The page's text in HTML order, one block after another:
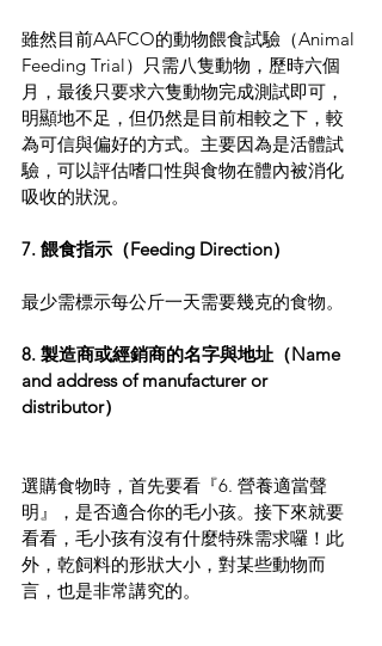
雖然目前AAFCO的動物餵食試驗（Animal
Feeding Trial）只需八隻動物，歷時六個
月，最後只要求六隻動物完成測試即可，
明顯地不足，但仍然是目前相較之下，較
為可信與偏好的方式。主要因為是活體試
驗，可以評估嗜口性與食物在體內被消化
吸收的狀況。
7. 餵食指示（Feeding Direction）
最少需標示每公斤一天需要幾克的食物。
8. 製造商或經銷商的名字與地址（Name
and address of manufacturer or
distributor）
選購食物時，首先要看『6. 營養適當聲
明』，是否適合你的毛小孩。接下來就要
看看，毛小孩有沒有什麼特殊需求囉！此
外，乾飼料的形狀大小，對某些動物而
言，也是非常講究的。